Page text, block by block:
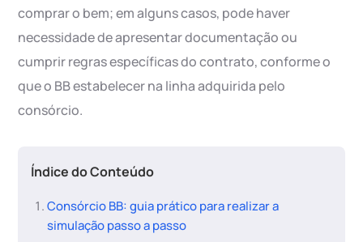
comprar o bem; em alguns casos, pode haver
necessidade de apresentar documentação ou
cumprir regras específicas do contrato, conforme o
que o BB estabelecer na linha adquirida pelo
consórcio.
Índice do Conteúdo
Consórcio BB: guia prático para realizar a
simulação passo a passo